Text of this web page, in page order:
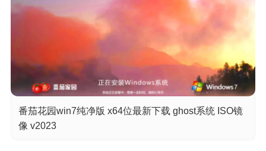
番茄花园win7纯净版 x64位最新下载 ghost系统 ISO镜
像 v2023